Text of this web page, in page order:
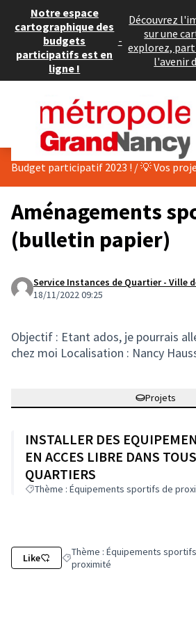
Notre espace
cartographique des
budgets
participatifs est en
ligne !
-
Découvrez
sur une
explorez,
l'avenir
Budget participatif 2023 ! /💡 Vos
Aménagements
(bulletin papier)
Service Instances de Quartier - Ville
18/11/2022 09:25
Objectif : Etant ados, je pourrais
chez moi Localisation : Nancy
Projets
INSTALLER DES
EN ACCES LIBRE DANS
QUARTIERS
Thème : Équipements sportifs de
Like Filtrer les résultats de la
Thème : Équipements
proximité